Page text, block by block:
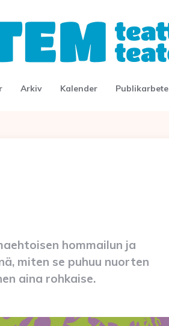
Arkiv Kalender Publikarbete
hommailun ja
miten se puhuu nuorten
aina rohkaise.